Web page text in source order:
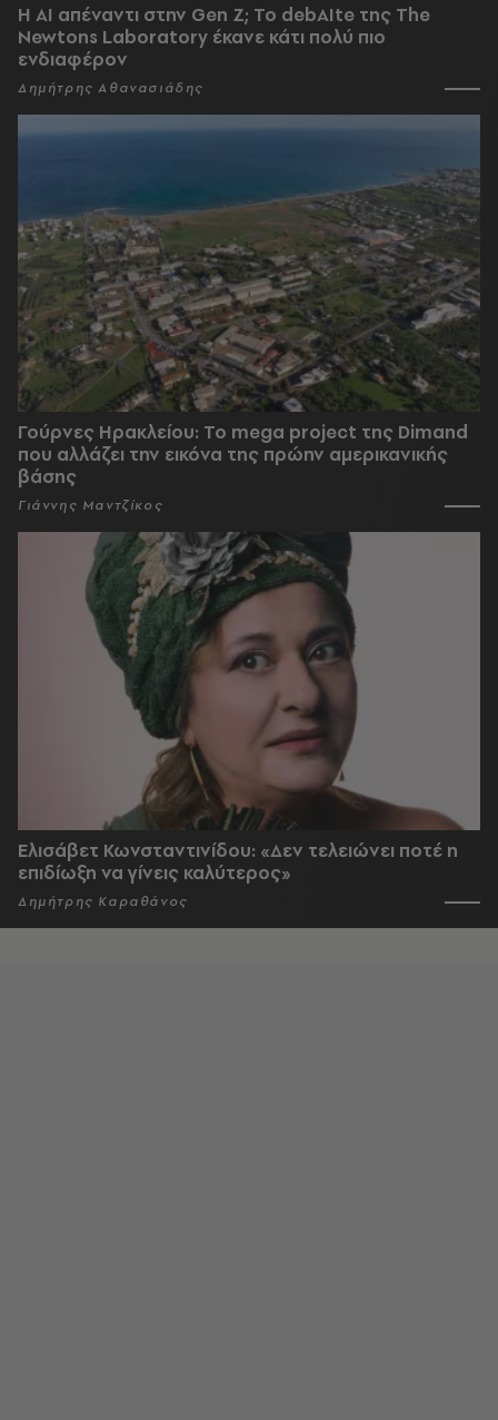
Η AI απέναντι στην Gen Z; Το debAIte της The
Newtons Laboratory έκανε κάτι πολύ πιο
ενδιαφέρον
Δημήτρης Αθανασιάδης
Γούρνες Ηρακλείου: To mega project της Dimand
που αλλάζει την εικόνα της πρώην αμερικανικής
βάσης
Γιάννης Μαντζίκος
Ελισάβετ Κωνσταντινίδου: «Δεν τελειώνει ποτέ η
επιδίωξη να γίνεις καλύτερος»
Δημήτρης Καραθάνος